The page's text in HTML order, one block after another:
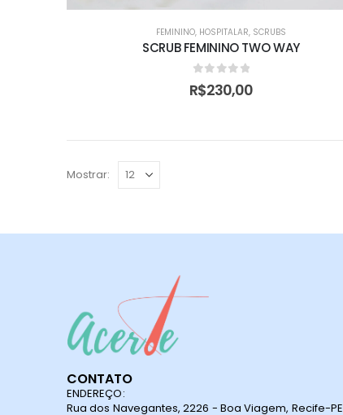
FEMININO, HOSPITALAR, SCRUBS
SCRUB FEMININO TWO WAY
0de 5
R$230,00
Mostrar:
CONTATO
ENDEREÇO:
Rua dos Navegantes, 2226 - Boa Viagem, Recife-PE